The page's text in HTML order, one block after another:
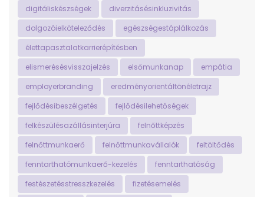
digitáliskészségek
diverzitásésinkluzivitás
dolgozóielköteleződés
egészségestáplálkozás
élettapasztalatkarrierépítésben
elismerésésvisszajelzés
elsőmunkanap
empátia
employerbranding
eredményorientáltönéletrajz
fejlődésibeszélgetés
fejlődésilehetőségek
felkészülésazállásinterjúra
felnőttképzés
felnőttmunkaerő
felnőttmunkavállalók
feltöltődés
fenntarthatómunkaerő-kezelés
fenntarthatóság
festészetésstresszkezelés
fizetésemelés